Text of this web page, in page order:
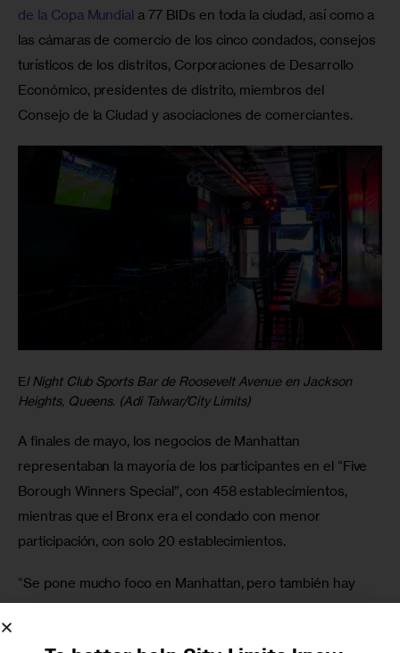
de la Copa Mundial a 77 BIDs en toda la ciudad, así como a
las cámaras de comercio de los cinco condados, consejos
turísticos de los distritos, Corporaciones de Desarrollo
Económico, presidentes de distrito, miembros del
Consejo de la Ciudad y asociaciones de comerciantes.
El Night Club Sports Bar de Roosevelt Avenue en Jackson
Heights, Queens. (Adi Talwar/City Limits)
A finales de mayo, los negocios de Manhattan
representaban la mayoría de los participantes en el “Five
Borough Winners Special”, con 458 establecimientos,
mientras que el Bronx era el condado con menor
participación, con solo 20 establecimientos.
“Se pone mucho foco en Manhattan, pero también hay
mucho más que hacer en el Bronx en términos de